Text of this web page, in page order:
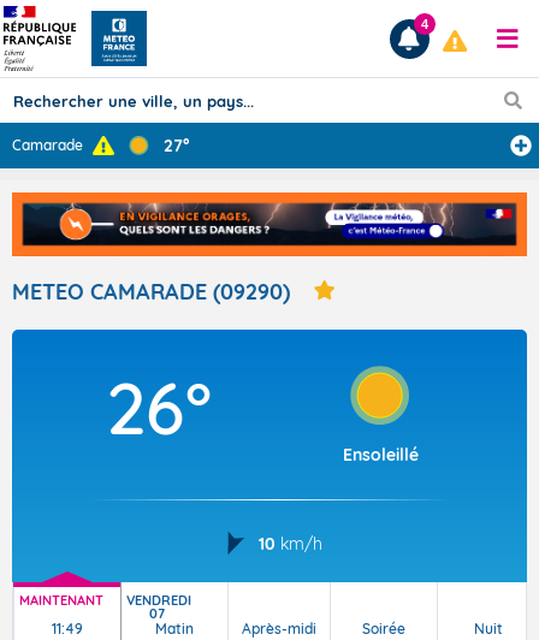
Prévisions
TOUS LES RÉSULTATS
Articles
4
Camarade 27°
METEO CAMARADE (09290)
26°
Ensoleillé
10 km/h
MAINTENANT
11:49
VENDREDI
07
Matin Après-midi Soirée Nuit